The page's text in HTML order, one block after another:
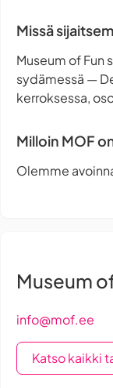
Missä
Museum of Fun
sydämessä —
kerroksessa,
Milloin MOF
Olemme
Museum
info@mof.ee
Katso kaikki